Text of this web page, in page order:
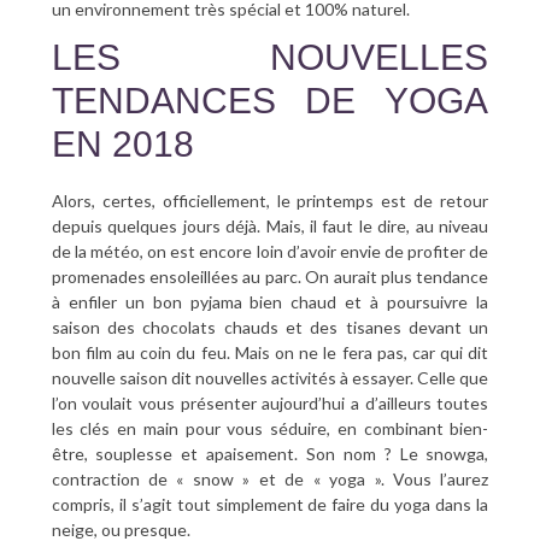
un environnement très spécial et 100% naturel.
LES NOUVELLES
TENDANCES DE YOGA
EN 2018
Alors, certes, officiellement, le printemps est de retour
depuis quelques jours déjà. Mais, il faut le dire, au niveau
de la météo, on est encore loin d’avoir envie de profiter de
promenades ensoleillées au parc. On aurait plus tendance
à enfiler un bon pyjama bien chaud et à poursuivre la
saison des chocolats chauds et des tisanes devant un
bon film au coin du feu. Mais on ne le fera pas, car qui dit
nouvelle saison dit nouvelles activités à essayer. Celle que
l’on voulait vous présenter aujourd’hui a d’ailleurs toutes
les clés en main pour vous séduire, en combinant bien-
être, souplesse et apaisement. Son nom ? Le snowga,
contraction de « snow » et de « yoga ». Vous l’aurez
compris, il s’agit tout simplement de faire du yoga dans la
neige, ou presque.